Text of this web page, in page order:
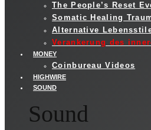
The People’s Reset
Somatic Healing
Alternative
Verankerung des
MONEY
Coinbureau Videos
HIGHWIRE
SOUND
Sound